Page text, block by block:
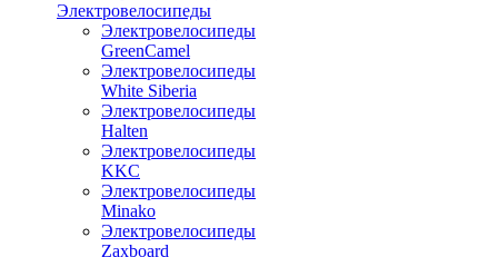
Электровелосипеды
Электровелосипеды
GreenCamel
Электровелосипеды
White Siberia
Электровелосипеды
Halten
Электровелосипеды
KKC
Электровелосипеды
Minako
Электровелосипеды
Zaxboard